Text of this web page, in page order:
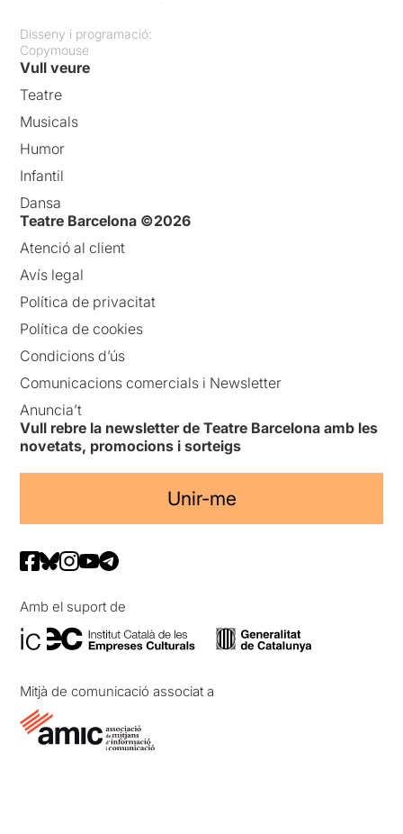
Disseny i programació:
Copymouse
Vull veure
Teatre
Musicals
Humor
Infantil
Dansa
Teatre Barcelona ©2026
Atenció al client
Avís legal
Política de privacitat
Política de cookies
Condicions d’ús
Comunicacions comercials i Newsletter
Anuncia’t
Vull rebre la newsletter de Teatre Barcelona amb les
novetats, promocions i sorteigs
Unir-me
Amb el suport de
Mitjà de comunicació associat a